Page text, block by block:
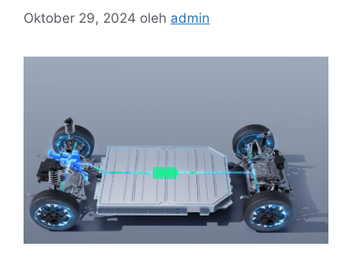
Oktober 29, 2024 oleh admin